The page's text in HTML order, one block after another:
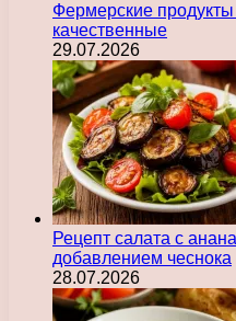
Фермерские
качественные
29.07.2026
Рецепт салата с
добавлением чеснока
28.07.2026